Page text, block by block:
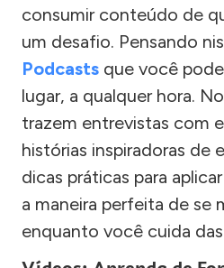
consumir conteúdo de
um desafio. Pensando
Podcasts que você
lugar, a qualquer hora.
trazem entrevistas com
histórias inspiradoras de
dicas práticas para
a maneira perfeita de se
enquanto você cuida